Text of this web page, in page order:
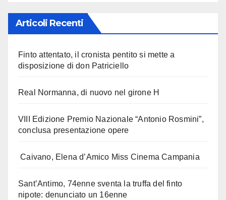
Articoli Recenti
Finto attentato, il cronista pentito si mette a
disposizione di don Patriciello
Real Normanna, di nuovo nel girone H
VIII Edizione Premio Nazionale “Antonio Rosmini”,
conclusa presentazione opere
Caivano, Elena d’Amico Miss Cinema Campania
Sant’Antimo, 74enne sventa la truffa del finto
nipote: denunciato un 16enne